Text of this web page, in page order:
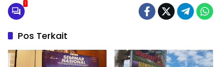
1
Pos Terkait